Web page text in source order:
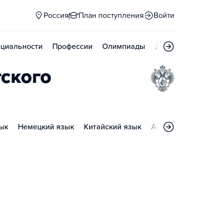
Россия План поступления Войти
Профессии Олимпиады Дни открытых
Немецкий язык Китайский язык Английский язык